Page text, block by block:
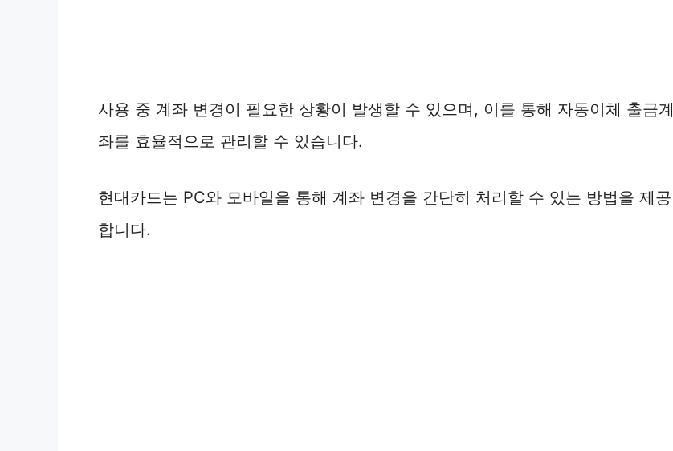
사용 중 계좌 변경이 필요한 상황이 발생할 수 있으며, 이를 통해 자동이체 출금계
좌를 효율적으로 관리할 수 있습니다.
현대카드는 PC와 모바일을 통해 계좌 변경을 간단히 처리할 수 있는 방법을 제공
합니다.